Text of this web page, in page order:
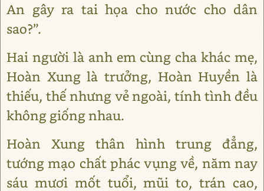
An gây ra tai họa cho nước cho dân
sao?”.
Hai người là anh em cùng cha khác mẹ,
Hoàn Xung là trưởng, Hoàn Huyền là
thiếu, thế nhưng vẻ ngoài, tính tình đều
không giống nhau.
Hoàn Xung thân hình trung đẳng,
tướng mạo chất phác vụng về, năm nay
sáu mươi mốt tuổi, mũi to, trán cao,